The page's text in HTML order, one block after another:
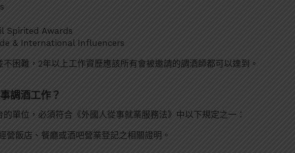
Spirited Awards
& International Influencers
困難，2年以上工作資歷應該所有會被邀請的調酒師都可以達到。
調酒工作？
單位，必須符合《外國人從事就業服務法》中以下規定之一：
營飯店、餐廳或酒吧營業登記之相關證明。